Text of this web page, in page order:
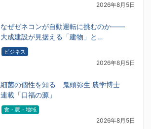
2026年8月5日
なぜゼネコンが自動運転に挑むのか――
大成建設が見据える「建物」と…
ビジネス
2026年8月5日
細菌の個性を知る 鬼頭弥生 農学博士
連載「口福の源」
食・農・地域
2026年8月5日